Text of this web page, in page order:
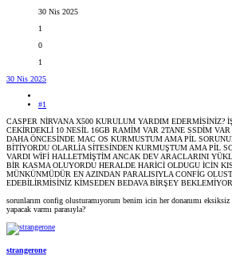
30 Nis 2025
1
0
1
30 Nis 2025
#1
CASPER NİRVANA X500 KURULUM YARDIM EDERMİSİNİZ?
CEKİRDEKLİ 10 NESİL 16GB RAMİM VAR 2TANE SSDİM
DAHA ÖNCESİNDE MAC OS KURMUSTUM AMA PİL
BİTİYORDU OLARLİA SİTESİNDEN KURMUŞTUM AMA PİL
VARDI WİFİ HALLETMİŞTİM ANCAK DEV ARACLARINI
BİR KASMA OLUYORDU HERALDE HARİCİ OLDUGU İCİN
MÜNKÜNMÜDÜR EN AZINDAN PARALISIYLA CONFİG
EDEBİLİRMİSİNİZ KİMSEDEN BEDAVA BİRŞEY
sorunlarım config olusturamıyorum benim icin her donanımı
yapacak varmı parasıyla?
strangerone